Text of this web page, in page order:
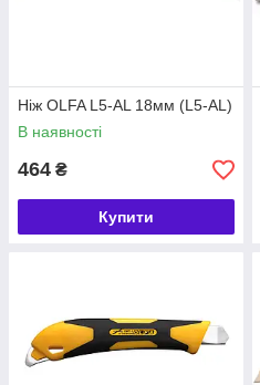
Ніж OLFA L5-AL 18мм (L5-AL)
В наявності
464 ₴
Купити